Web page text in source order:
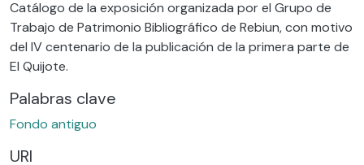
Catálogo de la exposición organizada por el Grupo de
Trabajo de Patrimonio Bibliográfico de Rebiun, con motivo
del IV centenario de la publicación de la primera parte de
El Quijote.
Palabras clave
Fondo antiguo
URI